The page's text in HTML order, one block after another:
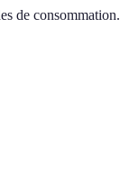
de consommation.